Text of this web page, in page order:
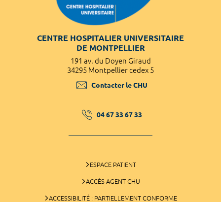
CENTRE HOSPITALIER UNIVERSITAIRE
DE MONTPELLIER
191 av. du Doyen Giraud
34295 Montpellier cedex 5
Contacter le CHU
04 67 33 67 33
ESPACE PATIENT
ACCÈS AGENT CHU
ACCESSIBILITÉ : PARTIELLEMENT CONFORME